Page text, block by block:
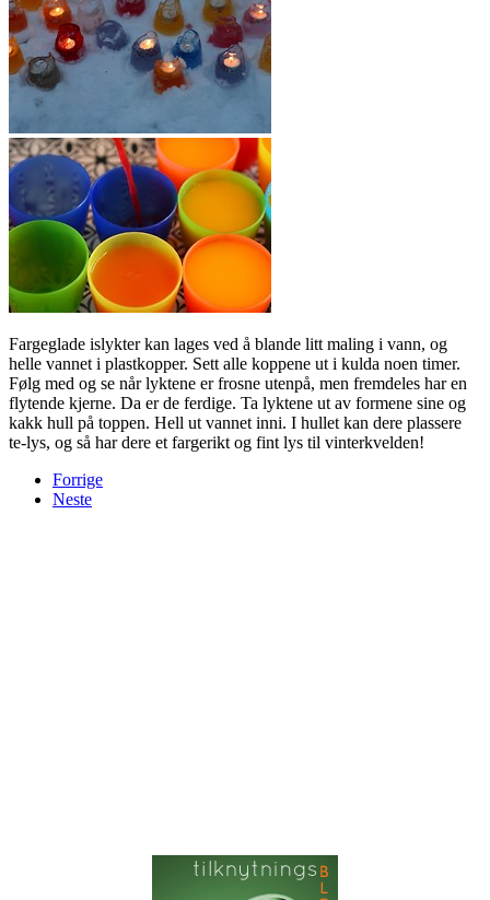
Fargeglade islykter kan lages ved å blande litt maling i vann, og
helle vannet i plastkopper. Sett alle koppene ut i kulda noen timer.
Følg med og se når lyktene er frosne utenpå, men fremdeles har en
flytende kjerne. Da er de ferdige. Ta lyktene ut av formene sine og
kakk hull på toppen. Hell ut vannet inni. I hullet kan dere plassere
te-lys, og så har dere et fargerikt og fint lys til vinterkvelden!
Forrige
Neste